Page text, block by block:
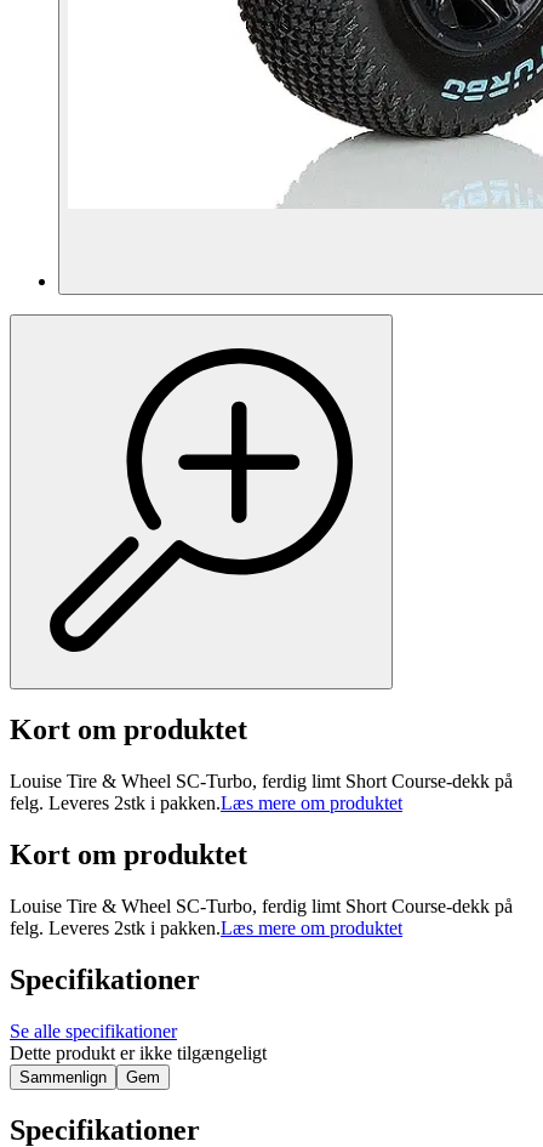
Kort om produktet
Louise Tire & Wheel SC-Turbo, ferdig limt Short Course-dekk på
felg. Leveres 2stk i pakken.Læs mere om produktet
Kort om produktet
Louise Tire & Wheel SC-Turbo, ferdig limt Short Course-dekk på
felg. Leveres 2stk i pakken.Læs mere om produktet
Specifikationer
Se alle specifikationer
Dette produkt er ikke tilgængeligt
Sammenlign Gem
Specifikationer